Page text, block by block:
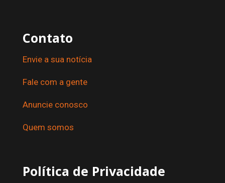
Contato
Envie a sua notícia
Fale com a gente
Anuncie conosco
Quem somos
Política de Privacidade